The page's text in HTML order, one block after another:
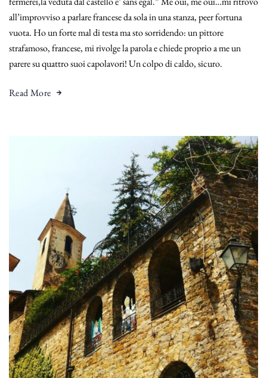
all’improvviso a parlare francese da sola in una stanza, peer fortuna
vuota. Ho un forte mal di testa ma sto sorridendo: un pittore
strafamoso, francese, mi rivolge la parola e chiede proprio a me un
parere su quattro suoi capolavori! Un colpo di caldo, sicuro.
Read More